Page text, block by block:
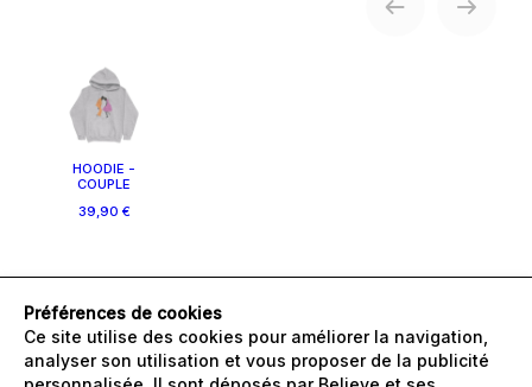
HOODIE -
COUPLE
39,90 €
FAQ
Préférences de cookies
Ce site utilise des cookies pour améliorer la navigation,
analyser son utilisation et vous proposer de la publicité